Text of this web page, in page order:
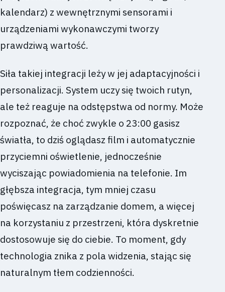
kalendarz) z wewnętrznymi sensorami i
urządzeniami wykonawczymi tworzy
prawdziwą wartość.
Siła takiej integracji leży w jej adaptacyjności i
personalizacji. System uczy się twoich rutyn,
ale też reaguje na odstępstwa od normy. Może
rozpoznać, że choć zwykle o 23:00 gasisz
światła, to dziś oglądasz film i automatycznie
przyciemni oświetlenie, jednocześnie
wyciszając powiadomienia na telefonie. Im
głębsza integracja, tym mniej czasu
poświęcasz na zarządzanie domem, a więcej
na korzystaniu z przestrzeni, która dyskretnie
dostosowuje się do ciebie. To moment, gdy
technologia znika z pola widzenia, stając się
naturalnym tłem codzienności.